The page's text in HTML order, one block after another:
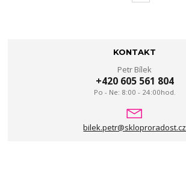
KONTAKT
Petr Bílek
+420 605 561 804
Po - Ne: 8:00 - 24:00hod.
bilek.petr@skloproradost.cz